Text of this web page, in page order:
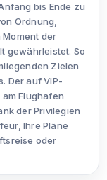
bis Ende zu
Ordnung,
Moment der
gewährleistet. So
Zielen
Der auf VIP-
Flughafen
der Privilegien
Ihre Pläne
oder